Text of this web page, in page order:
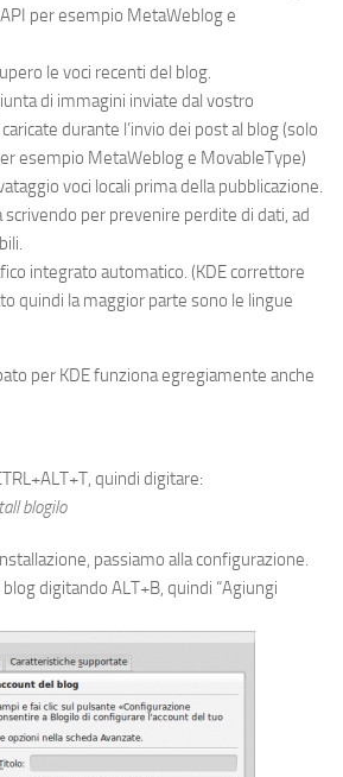
API per esempio MetaWebloge
le voci recenti del blog.
di immagini inviate dal vostro
durante l’invio dei post al blog(solo
esempio MetaWebloge MovableType)
voci locali prima della pubblicazione.
scrivendo per prevenire perdite di dati, ad
.
integrato automatico. (KDEcorrettore
quindi la maggior parte sono le lingue
per KDE funziona egregiamente anche
quindi digitare:
blogilo
passiamo alla configurazione.
digitando ALT+B, quindi “Agiungi